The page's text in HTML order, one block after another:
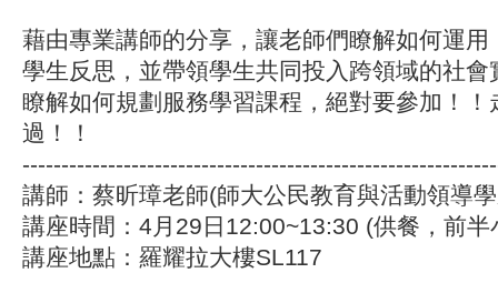
藉由專業講師的分享，讓老師們瞭解如何運用
學生反思，並帶領學生共同投入跨領域的社會
瞭解如何規劃服務學習課程，絕對要參加！！
過！！
講師：蔡昕璋老師(師大公民教育與活動領導
講座時間：4月29日12:00~13:30 (供餐，前半
講座地點：羅耀拉大樓SL117